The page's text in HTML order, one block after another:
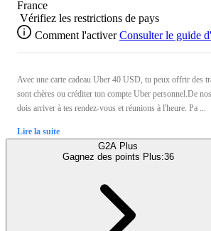
France
Vérifiez les restrictions de pays
Comment l'activer Consulter le guide
Avec une carte cadeau Uber 40 USD, tu peux offrir des
sont chères ou créditer ton compte Uber personnel.De
dois arriver à tes rendez-vous et réunions à l'heure. Pa ...
Lire la suite
G2A Plus
Gagnez des points Plus:36